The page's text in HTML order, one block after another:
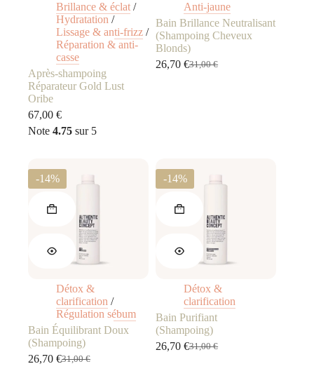
Brillance & éclat /
Hydratation /
Lissage & anti-frizz /
Réparation & anti-
casse
Après-shampoing
Réparateur Gold Lust
Oribe
67,00 €
Note 4.75 sur 5
Anti-jaune
Bain Brillance Neutralisant
(Shampoing Cheveux
Blonds)
31,00€
Le
26,70€Le
-14%
Détox &
clarification /
Régulation sébum
Bain Équilibrant Doux
(Shampoing)
31,00€
Le
26,70 €Le
-14%
Détox &
clarification
Bain Purifiant
(Shampoing)
31,00€
Le
26,70€Le